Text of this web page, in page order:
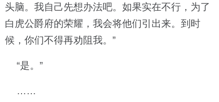
头脑。我自己先想办法吧。如果实在不行，为了
白虎公爵府的荣耀，我会将他们引出来。到时
候，你们不得再劝阻我。”
“是。”
……